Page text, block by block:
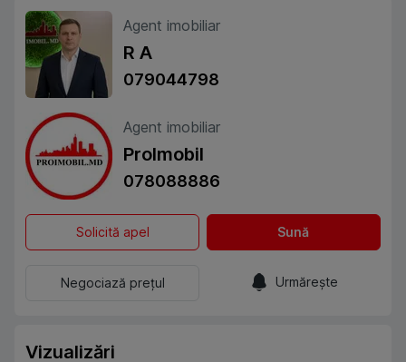
Agent imobiliar
R A
079044798
Agent imobiliar
ProImobil
078088886
Solicită apel Sună
Negociază prețul Urmărește
Vizualizări